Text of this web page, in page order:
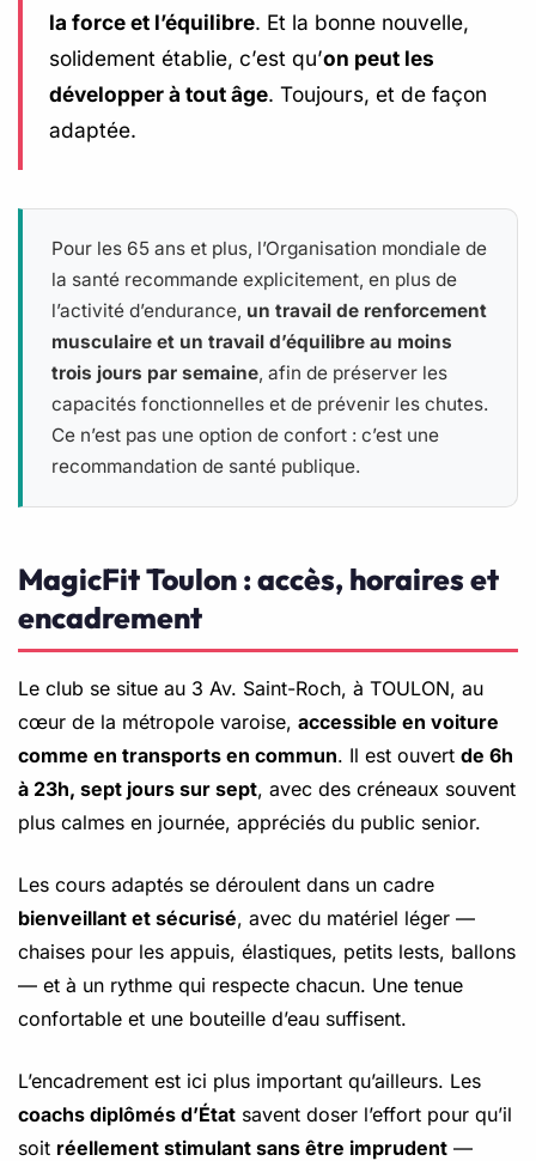
la force et l’équilibre. Et la bonne nouvelle,
solidement établie, c’est qu’on peut les
développer à tout âge. Toujours, et de façon
adaptée.
Pour les 65 ans et plus, l’Organisation mondiale de
la santé recommande explicitement, en plus de
l’activité d’endurance, un travail de renforcement
musculaire et un travail d’équilibre au moins
trois jours par semaine, afin de préserver les
capacités fonctionnelles et de prévenir les chutes.
Ce n’est pas une option de confort : c’est une
recommandation de santé publique.
MagicFit Toulon : accès, horaires et
encadrement
Le club se situe au 3 Av. Saint-Roch, à TOULON, au
cœur de la métropole varoise, accessible en voiture
comme en transports en commun. Il est ouvert de 6h
à 23h, sept jours sur sept, avec des créneaux souvent
plus calmes en journée, appréciés du public senior.
Les cours adaptés se déroulent dans un cadre
bienveillant et sécurisé, avec du matériel léger —
chaises pour les appuis, élastiques, petits lests, ballons
— et à un rythme qui respecte chacun. Une tenue
confortable et une bouteille d’eau suffisent.
L’encadrement est ici plus important qu’ailleurs. Les
coachs diplômés d’État savent doser l’effort pour qu’il
soit réellement stimulant sans être imprudent —